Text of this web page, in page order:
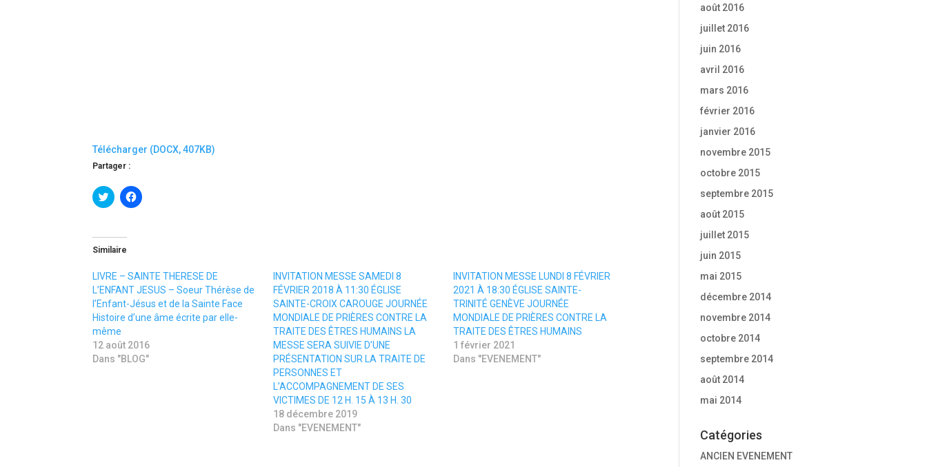
Télécharger (DOCX, 407KB)
Partager :
C
l
t
o
a
r
e
o
n
T
w
i
t
t
e
C
l
u
r
p
a
r
t
g
e
r
s
Similaire
LIVRE – SAINTE THERESE DE
L’ENFANT JESUS – Soeur Thérèse de
l’Enfant-Jésus et de la Sainte Face
Histoire d’une âme écrite par elle-
même
12 août 2016
Dans "BLOG"
INVITATION MESSE SAMEDI 8
FÉVRIER 2018 À 11:30 ÉGLISE
SAINTE-CROIX CAROUGE JOURNÉE
MONDIALE DE PRIÈRES CONTRE LA
TRAITE DES ÊTRES HUMAINS LA
MESSE SERA SUIVIE D’UNE
PRÉSENTATION SUR LA TRAITE DE
PERSONNES ET
L’ACCOMPAGNEMENT DE SES
VICTIMES DE 12 H. 15 À 13 H. 30
18 décembre 2019
Dans "EVENEMENT"
INVITATION MESSE LUNDI 8 FÉVRIER
2021 À 18:30 ÉGLISE SAINTE-
TRINITÉ GENÈVE JOURNÉE
MONDIALE DE PRIÈRES CONTRE LA
TRAITE DES ÊTRES HUMAINS
1 février 2021
Dans "EVENEMENT"
août 2016
juillet 2016
juin 2016
avril 2016
mars 2016
février 2016
janvier 2016
novembre 2015
octobre 2015
septembre 2015
août 2015
juillet 2015
juin 2015
mai 2015
décembre 2014
novembre 2014
octobre 2014
septembre 2014
août 2014
mai 2014
Catégories
ANCIEN EVENEMENT